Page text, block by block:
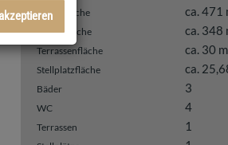
Grundfläche ca. 471
Gartenfläche ca. 348
Terrassenfläche ca. 30 m
Stellplatzfläche ca.
Bäder 3
WC 4
Terrassen 1